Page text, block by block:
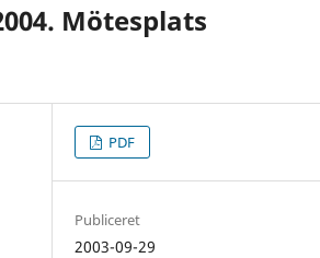
Mötesplats
PDF
Publiceret
2003-09-29